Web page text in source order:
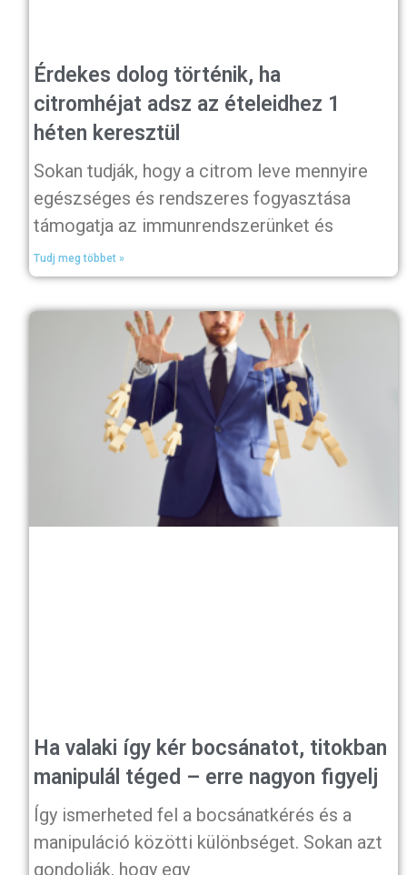
Érdekes dolog történik, ha
citromhéjat adsz az ételeidhez 1
héten keresztül
Sokan tudják, hogy a citrom leve mennyire
egészséges és rendszeres fogyasztása
támogatja az immunrendszerünket és
Tudj meg többet »
Ha valaki így kér bocsánatot, titokban
manipulál téged – erre nagyon figyelj
Így ismerheted fel a bocsánatkérés és a
manipuláció közötti különbséget. Sokan azt
gondolják, hogy egy